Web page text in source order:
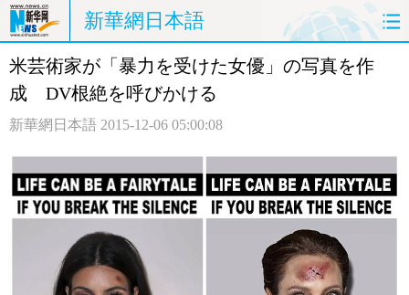
新華網日本語
ホームページ 政治 経済
観光 評論 写真
中日対訳
米芸術家が「暴力を受けた女優」の写真を作
成 DV根絶を呼びかける
新華網日本語 2015-12-06 05:00:08